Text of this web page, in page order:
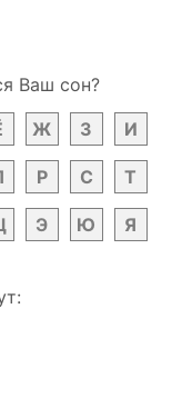
Ваш сон?
Ж З И
Р С Т
Э Ю Я